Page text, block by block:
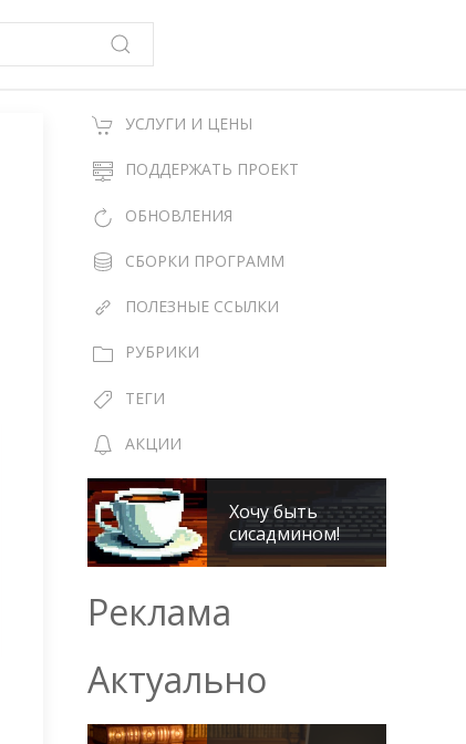
УСЛУГИ И ЦЕНЫ
ПОДДЕРЖАТЬ ПРОЕКТ
ОБНОВЛЕНИЯ
СБОРКИ ПРОГРАММ
ПОЛЕЗНЫЕ ССЫЛКИ
РУБРИКИ
ТЕГИ
АКЦИИ
Хочу быть
сисадмином!
Реклама
Актуально